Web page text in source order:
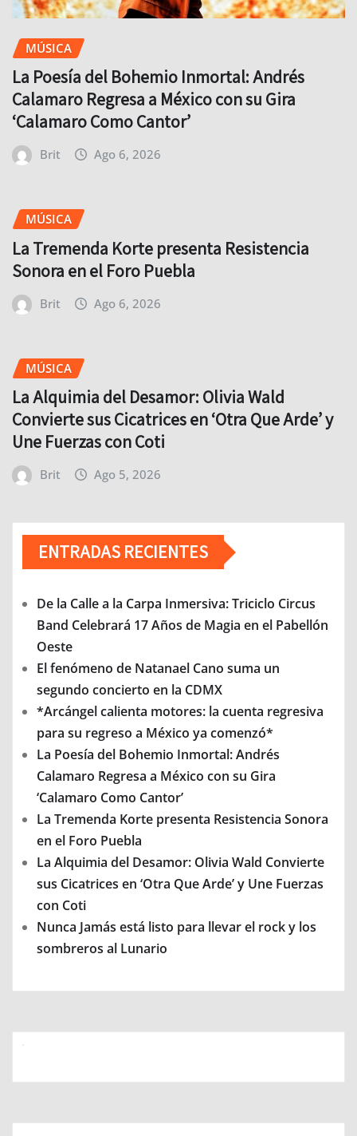
MÚSICA
La Poesía del Bohemio Inmortal: Andrés
Calamaro Regresa a México con su Gira
‘Calamaro Como Cantor’
Brit Ago 6, 2026
MÚSICA
La Tremenda Korte presenta Resistencia
Sonora en el Foro Puebla
Brit Ago 6, 2026
MÚSICA
La Alquimia del Desamor: Olivia Wald
Convierte sus Cicatrices en ‘Otra Que Arde’ y
Une Fuerzas con Coti
Brit Ago 5, 2026
ENTRADAS RECIENTES
De la Calle a la Carpa Inmersiva: Triciclo Circus
Band Celebrará 17 Años de Magia en el Pabellón
Oeste
El fenómeno de Natanael Cano suma un
segundo concierto en la CDMX
*Arcángel calienta motores: la cuenta regresiva
para su regreso a México ya comenzó*
La Poesía del Bohemio Inmortal: Andrés
Calamaro Regresa a México con su Gira
‘Calamaro Como Cantor’
La Tremenda Korte presenta Resistencia Sonora
en el Foro Puebla
La Alquimia del Desamor: Olivia Wald Convierte
sus Cicatrices en ‘Otra Que Arde’ y Une Fuerzas
con Coti
Nunca Jamás está listo para llevar el rock y los
sombreros al Lunario